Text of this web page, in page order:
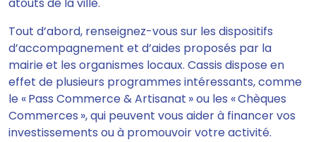
atouts de la ville.
Tout d’abord, renseignez-vous sur les dispositifs
d’accompagnement et d’aides proposés par la
mairie et les organismes locaux. Cassis dispose en
effet de plusieurs programmes intéressants, comme
le « Pass Commerce & Artisanat » ou les « Chèques
Commerces », qui peuvent vous aider à financer vos
investissements ou à promouvoir votre activité.